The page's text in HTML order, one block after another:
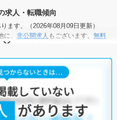
求人・転職傾向
ます。（2026年08月09日更新）
、 非公開求人 もございます。 無料
だくと、全求人からご希望条件に合
のような条件が人気です。
宅手当・補助あり ・
すので、「こだわり条件」から検索